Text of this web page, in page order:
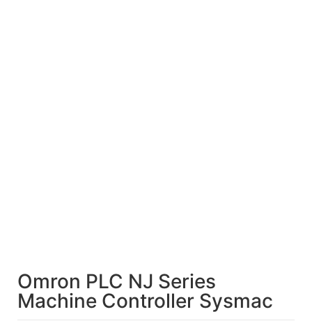
Omron PLC NJ Series
Machine Controller Sysmac